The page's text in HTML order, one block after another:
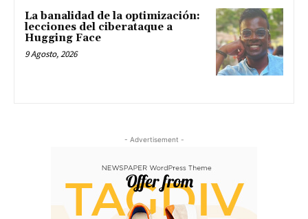
La banalidad de la optimización:
lecciones del ciberataque a
Hugging Face
9 Agosto, 2026
- Advertisement -